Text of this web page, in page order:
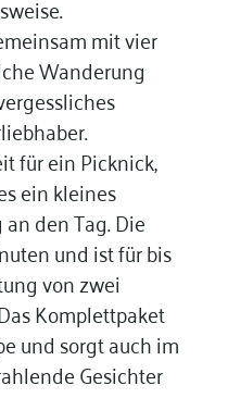
mit vier
Wanderung
für ein Picknick,
ein kleines
den Tag. Die
und ist für bis
von zwei
Komplettpaket
und sorgt auch im
Gesichter